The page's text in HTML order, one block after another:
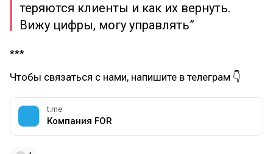
теряются клиенты и как их вернуть.
Вижу цифры, могу управлять”
***
Чтобы связаться с нами, напишите в телеграм 👇
t.me
Компания FOR